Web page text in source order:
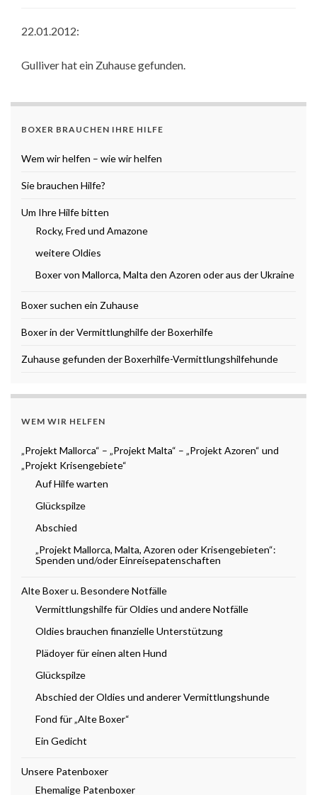
22.01.2012:
Gulliver hat ein Zuhause gefunden.
BOXER BRAUCHEN IHRE HILFE
Wem wir helfen – wie wir helfen
Sie brauchen Hilfe?
Um Ihre Hilfe bitten
Rocky, Fred und Amazone
weitere Oldies
Boxer von Mallorca, Malta den Azoren oder aus der Ukraine
Boxer suchen ein Zuhause
Boxer in der Vermittlunghilfe der Boxerhilfe
Zuhause gefunden der Boxerhilfe-Vermittlungshilfehunde
WEM WIR HELFEN
„Projekt Mallorca“ – „Projekt Malta“ – „Projekt Azoren“ und
„Projekt Krisengebiete“
Auf Hilfe warten
Glückspilze
Abschied
„Projekt Mallorca, Malta, Azoren oder Krisengebieten“:
Spenden und/oder Einreisepatenschaften
Alte Boxer u. Besondere Notfälle
Vermittlungshilfe für Oldies und andere Notfälle
Oldies brauchen finanzielle Unterstützung
Plädoyer für einen alten Hund
Glückspilze
Abschied der Oldies und anderer Vermittlungshunde
Fond für „Alte Boxer“
Ein Gedicht
Unsere Patenboxer
Ehemalige Patenboxer